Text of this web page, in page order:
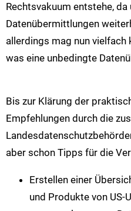
Rechtsvakuum entstehe,
Datenübermittlungen
allerdings mag nun
was eine unbedingte
Bis zur Klärung der
Empfehlungen durch die
aber schon Tipps für die
Erstellen einer
und Produkte von US-